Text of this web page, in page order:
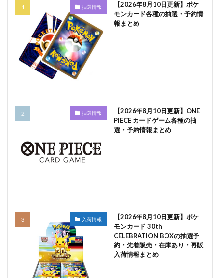
抽選情報
【2026年8月10日更新】ポケ
モンカード各種の抽選・予約情
報まとめ
抽選情報
【2026年8月10日更新】ONE
PIECE カードゲーム各種の抽
選・予約情報まとめ
入荷情報
【2026年8月10日更新】ポケ
モンカード 30th
CELEBRATION BOXの抽選予
約・先着販売・在庫あり・再販
入荷情報まとめ